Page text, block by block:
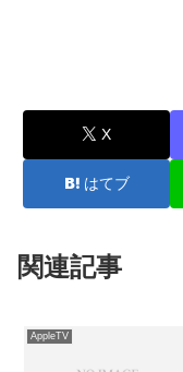
X
はてブ
関連記事
AppleTV